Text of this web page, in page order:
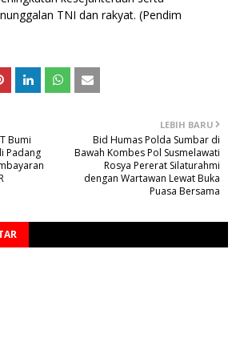
TNI dan rakyat. (Pendim
LEBIH BARU
Bid Humas Polda Sumbar di
Bawah Kombes Pol Susmelawati
Rosya Pererat Silaturahmi
dengan Wartawan Lewat Buka
Puasa Bersama
Bumi
Padang